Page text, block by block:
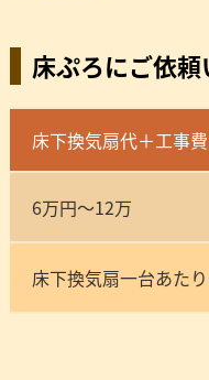
床ぷろにご依
床下換気扇代＋工事費
6万円～12万
床下換気扇一台あた